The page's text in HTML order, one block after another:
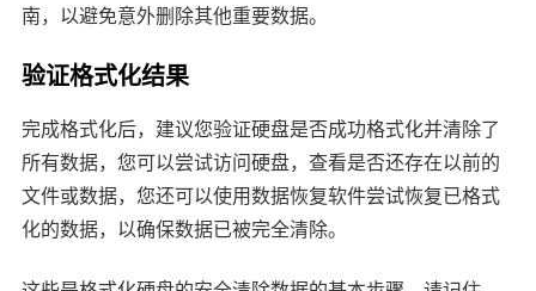
南，以避免意外删除其他重要数据。
验证格式化结果
完成格式化后，建议您验证硬盘是否成功格式化并清除了
所有数据，您可以尝试访问硬盘，查看是否还存在以前的
文件或数据，您还可以使用数据恢复软件尝试恢复已格式
化的数据，以确保数据已被完全清除。